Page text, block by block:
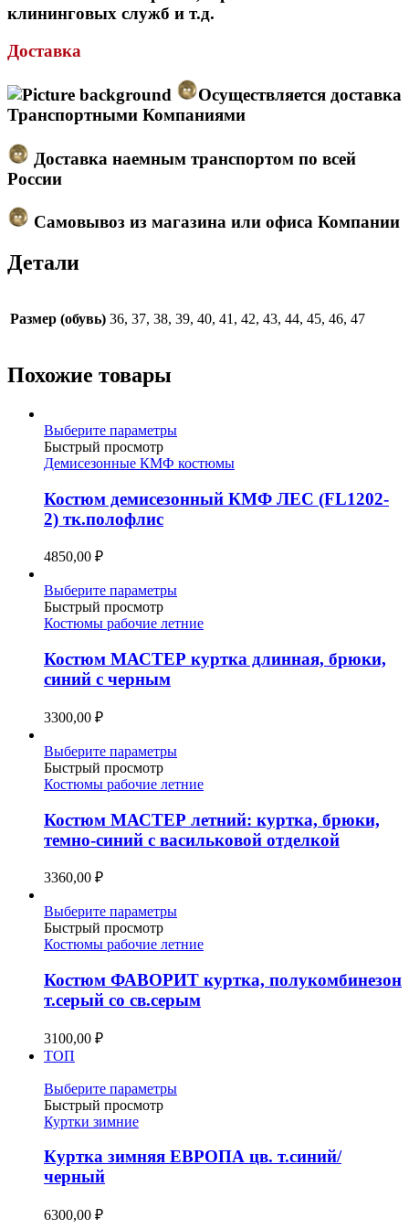
клининговых служб и т.д.
Доставка
Осуществляется доставка
Транспортными Компаниями
Доставка наемным транспортом по всей
России
Самовывоз из магазина или офиса Компании
Детали
Размер (обувь) 36, 37, 38, 39, 40, 41, 42, 43, 44, 45, 46, 47
Похожие товары
Выберите параметрыЭтот
имеет
вариаций.
Опции
товара.
Быстрый просмотр
Демисезонные КМФ костюмы
Костюм демисезонный КМФ ЛЕС (FL1202-
2) тк.полофлис
4850,00 ₽
Выберите параметрыЭтот
имеет
вариаций.
Опции
товара.
Быстрый просмотр
Костюмы рабочие летние
Костюм МАСТЕР куртка длинная, брюки,
синий с черным
3300,00 ₽
Выберите параметрыЭтот
имеет
вариаций.
Опции
можно
товара.
Быстрый просмотр
Костюмы рабочие летние
Костюм МАСТЕР летний: куртка, брюки,
темно-синий с васильковой отделкой
3360,00 ₽
Выберите параметрыЭтот
имеет
вариаций.
Опции
можно
Быстрый просмотр
Костюмы рабочие летние
Костюм ФАВОРИТ куртка, полукомбинезон
т.серый со св.серым
3100,00 ₽
ТОП
Выберите параметрыЭтот
вариаций.
Быстрый просмотр
Куртки зимние
Куртка зимняя ЕВРОПА цв. т.синий/
черный
6300,00 ₽